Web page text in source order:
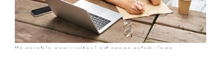
Ile zarabia copywriter i od czego zależy jego